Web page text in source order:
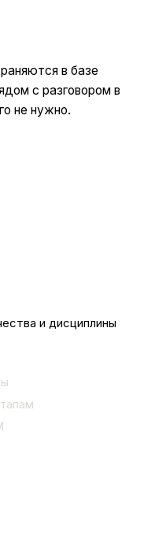
в базе
с разговором в
не нужно.
и дисциплины